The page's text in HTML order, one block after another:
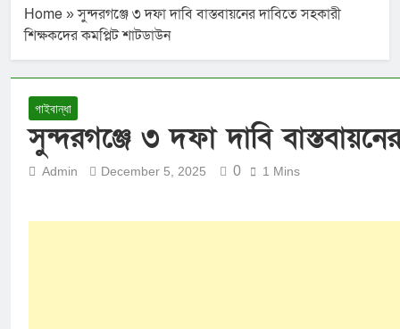
Home»সুন্দরগঞ্জে ৩ দফা দাবি বাস্তবায়নের দাবিতে সহকারী
শিক্ষকদের কমপ্লিট শাটডাউন
গাইবান্ধা
সুন্দরগঞ্জে ৩ দফা দাবি
Admin December 5, 2025 0 1 Mins